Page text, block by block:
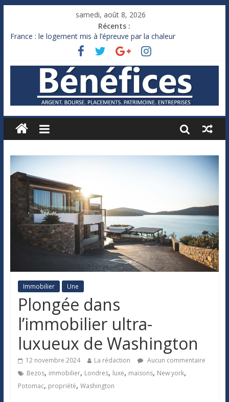
samedi, août 8, 2026
Récents :
France : le logement mis à l’épreuve par la chaleur
Des milliards de dollars de droits de douane déjà remboursés
Royaume-Uni : Andy Burnham recule sur l’impôt
Xavier Niel, le milliardaire qui ne touche presque rien
Ruée des fortunes russes vers l’étranger
Immobilier Une
Plongée dans
l’immobilier ultra-
luxueux de Washington
12 novembre 2024 La rédaction
Aucun commentaire
Bezos, immobilier, Londres, luxe, maisons, New york,
Potomac, propriété, Washington